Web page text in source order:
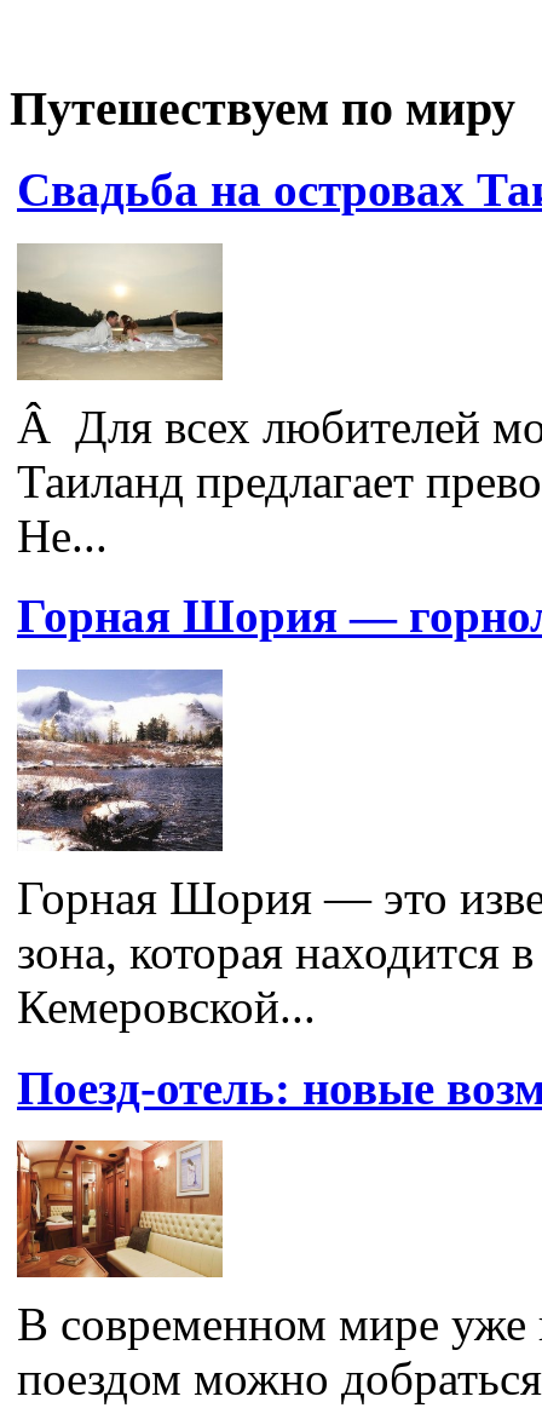
Путешествуем по миру
Свадьба на островах
Â Для всех любителей
Таиланд предлагает
Не...
Горная Шория —
Горная Шория — это
зона, которая находится
Кемеровской...
Поезд-отель: новые
В современном мире уже
поездом можно